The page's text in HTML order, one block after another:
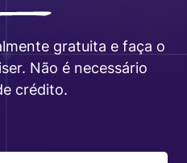
gratuita e faça o
Não é necessário
crédito.